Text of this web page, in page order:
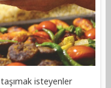
isteyenler